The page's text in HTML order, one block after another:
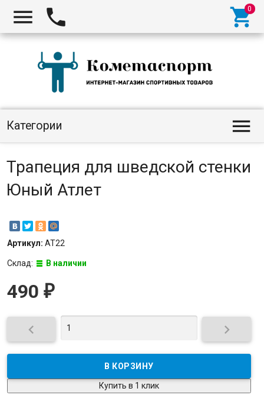
  
Категории 
Трапеция для шведской стенки
Юный Атлет
Артикул: АТ22
Склад: В наличии
490 ₽
 
Купить в 1 клик